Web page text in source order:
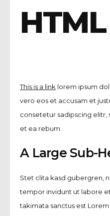
This is a link lorem ipsum
vero eos et accusam et
consetetur sadipscing
et ea rebum.
A Large Sub-
Stet clita kasd gubergren,
tempor invidunt ut labore
takimata sanctus est